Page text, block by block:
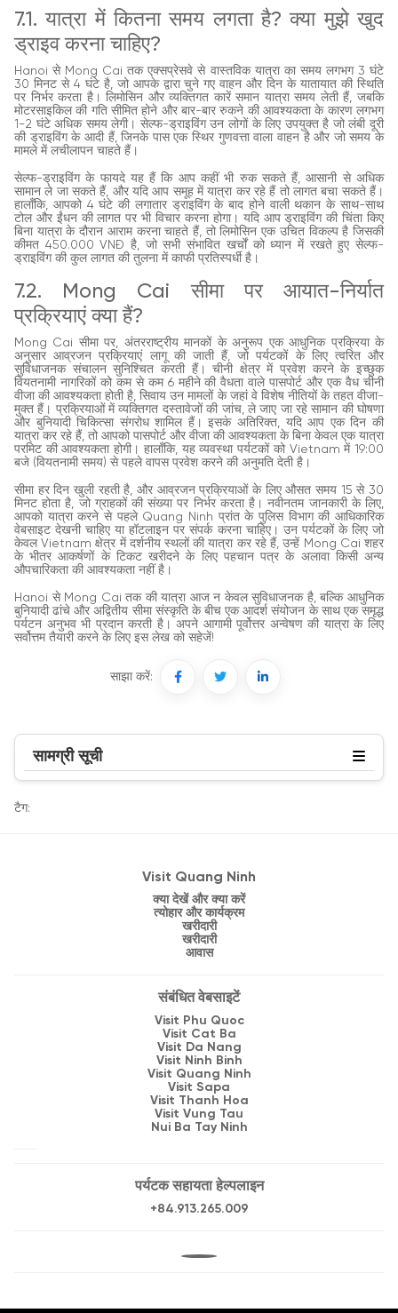
7.1. यात्रा में कितना समय लगता है? क्या मुझे खुद
ड्राइव करना चाहिए?
Hanoi से Mong Cai तक एक्सप्रेसवे से वास्तविक यात्रा का समय लगभग 3 घंटे
30 मिनट से 4 घंटे है, जो आपके द्वारा चुने गए वाहन और दिन के यातायात की स्थिति
पर निर्भर करता है। लिमोसिन और व्यक्तिगत कारें समान यात्रा समय लेती हैं, जबकि
मोटरसाइकिल की गति सीमित होने और बार-बार रुकने की आवश्यकता के कारण लगभग
1-2 घंटे अधिक समय लेगी। सेल्फ-ड्राइविंग उन लोगों के लिए उपयुक्त है जो लंबी दूरी
की ड्राइविंग के आदी हैं, जिनके पास एक स्थिर गुणवत्ता वाला वाहन है और जो समय के
मामले में लचीलापन चाहते हैं।
सेल्फ-ड्राइविंग के फायदे यह हैं कि आप कहीं भी रुक सकते हैं, आसानी से अधिक
सामान ले जा सकते हैं, और यदि आप समूह में यात्रा कर रहे हैं तो लागत बचा सकते हैं।
हालाँकि, आपको 4 घंटे की लगातार ड्राइविंग के बाद होने वाली थकान के साथ-साथ
टोल और ईंधन की लागत पर भी विचार करना होगा। यदि आप ड्राइविंग की चिंता किए
बिना यात्रा के दौरान आराम करना चाहते हैं, तो लिमोसिन एक उचित विकल्प है जिसकी
कीमत 450.000 VNĐ है, जो सभी संभावित खर्चों को ध्यान में रखते हुए सेल्फ-
ड्राइविंग की कुल लागत की तुलना में काफी प्रतिस्पर्धी है।
7.2. Mong Cai सीमा पर आयात-निर्यात
प्रक्रियाएं क्या हैं?
Mong Cai सीमा पर, अंतरराष्ट्रीय मानकों के अनुरूप एक आधुनिक प्रक्रिया के
अनुसार आव्रजन प्रक्रियाएं लागू की जाती हैं, जो पर्यटकों के लिए त्वरित और
सुविधाजनक संचालन सुनिश्चित करती हैं। चीनी क्षेत्र में प्रवेश करने के इच्छुक
वियतनामी नागरिकों को कम से कम 6 महीने की वैधता वाले पासपोर्ट और एक वैध चीनी
वीजा की आवश्यकता होती है, सिवाय उन मामलों के जहां वे विशेष नीतियों के तहत वीजा-
मुक्त हैं। प्रक्रियाओं में व्यक्तिगत दस्तावेजों की जांच, ले जाए जा रहे सामान की घोषणा
और बुनियादी चिकित्सा संगरोध शामिल हैं। इसके अतिरिक्त, यदि आप एक दिन की
यात्रा कर रहे हैं, तो आपको पासपोर्ट और वीजा की आवश्यकता के बिना केवल एक यात्रा
परमिट की आवश्यकता होगी। हालाँकि, यह व्यवस्था पर्यटकों को Vietnam में 19:00
बजे (वियतनामी समय) से पहले वापस प्रवेश करने की अनुमति देती है।
सीमा हर दिन खुली रहती है, और आव्रजन प्रक्रियाओं के लिए औसत समय 15 से 30
मिनट होता है, जो ग्राहकों की संख्या पर निर्भर करता है। नवीनतम जानकारी के लिए,
आपको यात्रा करने से पहले Quang Ninh प्रांत के पुलिस विभाग की आधिकारिक
वेबसाइट देखनी चाहिए या हॉटलाइन पर संपर्क करना चाहिए। उन पर्यटकों के लिए जो
केवल Vietnam क्षेत्र में दर्शनीय स्थलों की यात्रा कर रहे हैं, उन्हें Mong Cai शहर
के भीतर आकर्षणों के टिकट खरीदने के लिए पहचान पत्र के अलावा किसी अन्य
औपचारिकता की आवश्यकता नहीं है।
Hanoi से Mong Cai तक की यात्रा आज न केवल सुविधाजनक है, बल्कि आधुनिक
बुनियादी ढांचे और अद्वितीय सीमा संस्कृति के बीच एक आदर्श संयोजन के साथ एक समृद्ध
पर्यटन अनुभव भी प्रदान करती है। अपने आगामी पूर्वोत्तर अन्वेषण की यात्रा के लिए
सर्वोत्तम तैयारी करने के लिए इस लेख को सहेजें!
साझा करें:
सामग्री सूची
टैग:
Visit Quang Ninh
क्या देखें और क्या करें
त्योहार और कार्यक्रम
खरीदारी
खरीदारी
आवास
संबंधित वेबसाइटें
Visit Phu Quoc
Visit Cat Ba
Visit Da Nang
Visit Ninh Binh
Visit Quang Ninh
Visit Sapa
Visit Thanh Hoa
Visit Vung Tau
Nui Ba Tay Ninh
पर्यटक सहायता हेल्पलाइन
+84.913.265.009